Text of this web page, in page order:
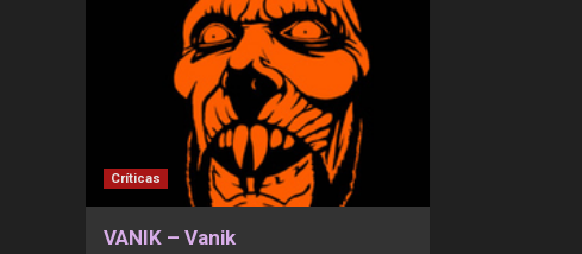
Críticas
VANIK – Vanik